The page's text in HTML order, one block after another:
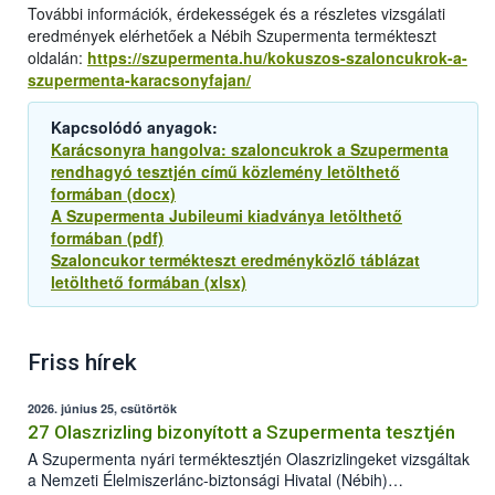
További információk, érdekességek és a részletes vizsgálati
eredmények elérhetőek a Nébih Szupermenta termékteszt
oldalán: https://szupermenta.hu/kokuszos-szaloncukrok-a-
szupermenta-karacsonyfajan/
Kapcsolódó anyagok:
Karácsonyra hangolva: szaloncukrok a Szupermenta
rendhagyó tesztjén című közlemény letölthető
formában (docx)
A Szupermenta Jubileumi kiadványa letölthető
formában (pdf)
Szaloncukor termékteszt eredményközlő táblázat
letölthető formában (xlsx)
Friss hírek
2026. június 25, csütörtök
27 Olaszrizling bizonyított a Szupermenta tesztjén
A Szupermenta nyári terméktesztjén Olaszrizlingeket vizsgáltak
a Nemzeti Élelmiszerlánc-biztonsági Hivatal (Nébih)